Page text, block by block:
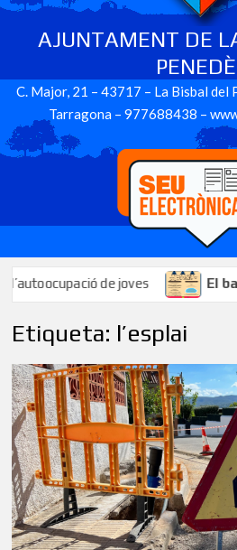
AJUNTAMENT DE
C. Major, 21 – 43717 – La Bisbal del
Tarragona – 977688438 –
de joves El barri del
Etiqueta: l’esplai